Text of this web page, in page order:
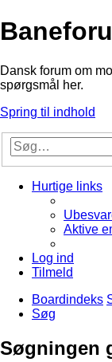
Dansk forum om
spørgsmål her.
Spring til indhold
Hurtige links
Aktive
Log ind
Tilmeld
Boardindeks
Søg
Søgningen